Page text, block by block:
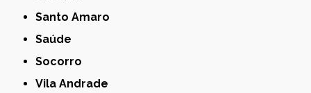
Santo Amaro
Saúde
Socorro
Vila Andrade